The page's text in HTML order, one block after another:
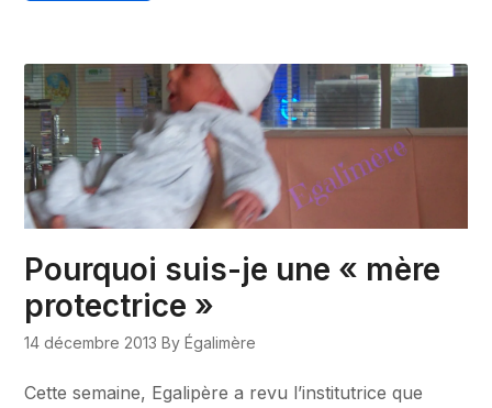
Pourquoi suis-je une « mère
protectrice »
14 décembre 2013 By Égalimère
Cette semaine, Egalipère a revu l’institutrice que